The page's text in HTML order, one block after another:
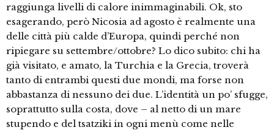
raggiunga livelli di calore inimmaginabili. Ok, sto
esagerando, però Nicosia ad agosto è realmente una
delle città più calde d’Europa, quindi perché non
ripiegare su settembre/ottobre? Lo dico subito: chi ha
già visitato, e amato, la Turchia e la Grecia, troverà
tanto di entrambi questi due mondi, ma forse non
abbastanza di nessuno dei due. L’identità un po’ sfugge,
soprattutto sulla costa, dove – al netto di un mare
stupendo e del tsatziki in ogni menù come nelle